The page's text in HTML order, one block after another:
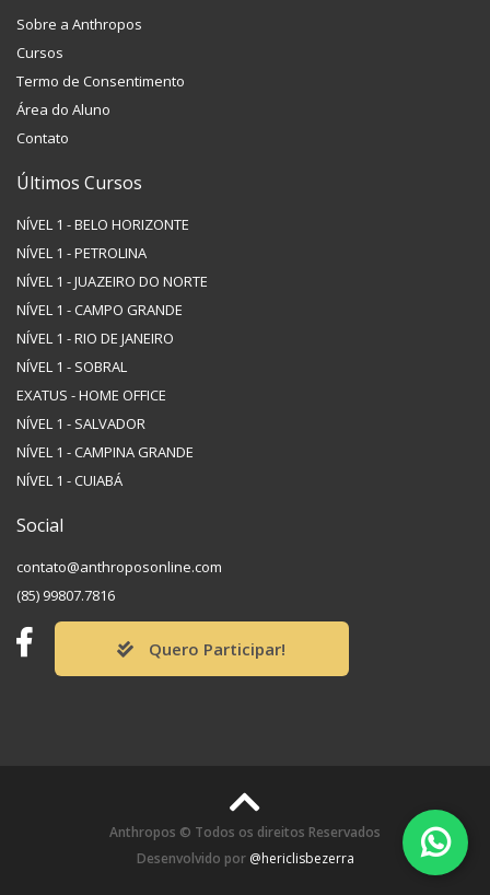
Quero Participar!
Sobre a Anthropos
Cursos
Termo de Consentimento
Área do Aluno
Contato
Últimos Cursos
NÍVEL 1 - BELO HORIZONTE
NÍVEL 1 - PETROLINA
NÍVEL 1 - JUAZEIRO DO NORTE
NÍVEL 1 - CAMPO GRANDE
NÍVEL 1 - RIO DE JANEIRO
NÍVEL 1 - SOBRAL
EXATUS - HOME OFFICE
NÍVEL 1 - SALVADOR
NÍVEL 1 - CAMPINA GRANDE
NÍVEL 1 - CUIABÁ
Social
contato@anthroposonline.com
(85) 99807.7816
Anthropos © Todos os direitos Reservados
Desenvolvido por @hericlisbezerra